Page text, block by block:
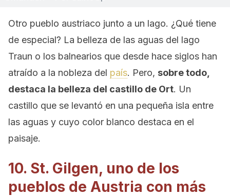
Otro pueblo austriaco junto a un lago. ¿Qué tiene
de especial? La belleza de las aguas del lago
Traun o los balnearios que desde hace siglos han
atraído a la nobleza del país. Pero, sobre todo,
destaca la belleza del castillo de Ort. Un
castillo que se levantó en una pequeña isla entre
las aguas y cuyo color blanco destaca en el
paisaje.
10. St. Gilgen, uno de los
pueblos de Austria con más